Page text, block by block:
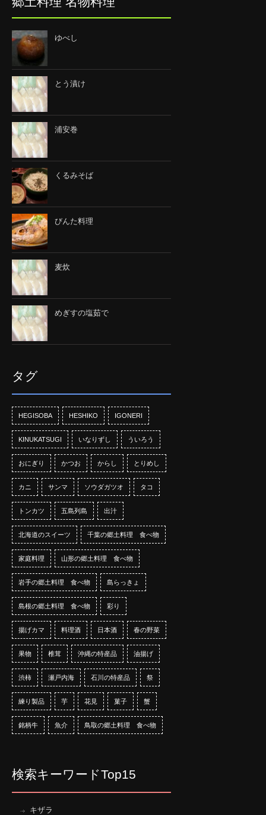
ゆべし
とう漬け
浦安巻
くるみそば
びんた料理
麦炊
めぎすの塩茹で
タグ
HEGISOBA HESHIKO IGONERI
KINUKATSUGI いなりずし ういろう
おにぎり かつお からし とりめし
カニ サンマ ソウダガツオ タコ
トンカツ 五島列島 出汁
北海道のスイーツ 千葉の郷土料理 食べ物
家庭料理 山形の郷土料理 食べ物
岩手の郷土料理 食べ物 島らっきょ
島根の郷土料理 食べ物 彩り
揚げカマ 料理酒 日本酒 春の野菜
果物 椎茸 沖縄の特産品 油揚げ
渋柿 瀬戸内海 石川の特産品 祭
練り製品 芋 花見 菓子 蟹
銘柄牛 魚介 鳥取の郷土料理 食べ物
検索キーワードTop15
キザラ